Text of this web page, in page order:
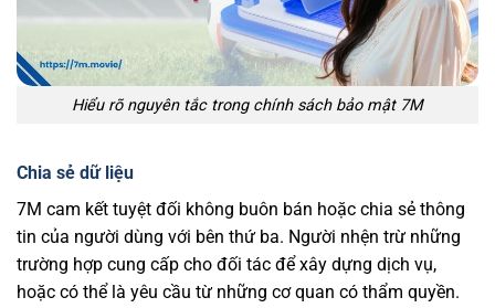
Hiểu rõ nguyên tắc trong chính sách bảo mật 7M
Chia sẻ dữ liệu
7M cam kết tuyệt đối không buôn bán hoặc chia sẻ thông
tin của người dùng với bên thứ ba. Người nhện trừ những
trường hợp cung cấp cho đối tác để xây dựng dịch vụ,
hoặc có thể là yêu cầu từ những cơ quan có thẩm quyền.